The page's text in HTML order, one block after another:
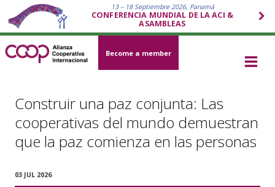
13 – 18 Septiembre 2026, Panamá
CONFERENCIA MUNDIAL DE LA ACI &
ASAMBLEAS
Become a member
Construir una paz conjunta: Las
cooperativas del mundo demuestran
que la paz comienza en las personas
03 JUL 2026